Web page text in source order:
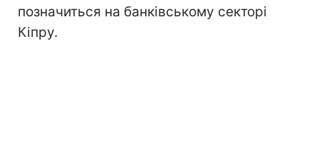
позначиться на банківському секторі
Кіпру.